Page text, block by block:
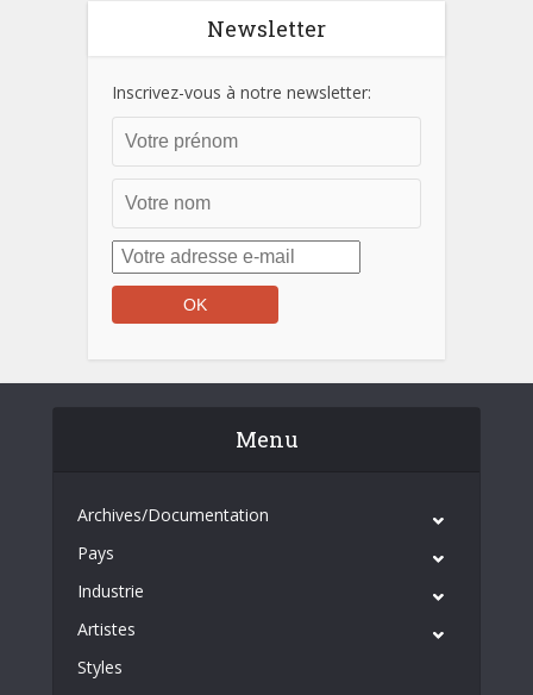
Newsletter
Inscrivez-vous à notre newsletter:
Menu
Archives/Documentation
Pays
Industrie
Artistes
Styles